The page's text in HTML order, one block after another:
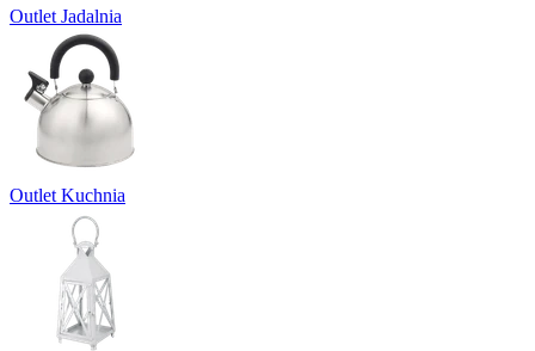
Outlet Jadalnia
Outlet Kuchnia